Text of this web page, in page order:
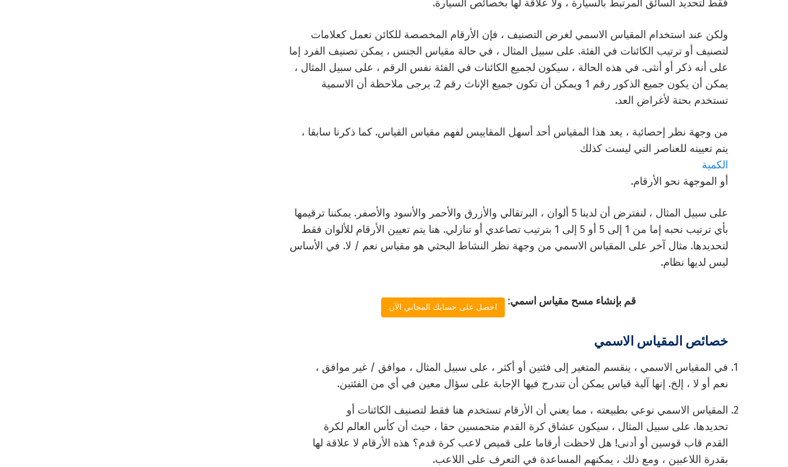
فقط لتحديد السائق المرتبط بالسيارة ، ولا علاقة لها بخصائص السيارة.
ولكن عند استخدام المقياس الاسمي لغرض التصنيف ، فإن الأرقام المخصصة للكائن تعمل كعلامات
لتصنيف أو ترتيب الكائنات في الفئة. على سبيل المثال ، في حالة مقياس الجنس ، يمكن تصنيف الفرد إما
على أنه ذكر أو أنثى. في هذه الحالة ، سيكون لجميع الكائنات في الفئة نفس الرقم ، على سبيل المثال ،
يمكن أن يكون جميع الذكور رقم 1 ويمكن أن تكون جميع الإناث رقم 2. يرجى ملاحظة أن الاسمية
تستخدم بحتة لأغراض العد.
من وجهة نظر إحصائية ، يعد هذا المقياس أحد أسهل المقاييس لفهم مقياس القياس. كما ذكرنا سابقا ،
يتم تعيينه للعناصر التي ليست كذلك
الكمية
أو الموجهة نحو الأرقام.
على سبيل المثال ، لنفترض أن لدينا 5 ألوان ، البرتقالي والأزرق والأحمر والأسود والأصفر. يمكننا ترقيمها
بأي ترتيب نحبه إما من 1 إلى 5 أو 5 إلى 1 بترتيب تصاعدي أو تنازلي. هنا يتم تعيين الأرقام للألوان فقط
لتحديدها. مثال آخر على المقياس الاسمي من وجهة نظر النشاط البحثي هو مقياس نعم / لا. في الأساس
ليس لديها نظام.
قم بإنشاء مسح مقياس اسمي: احصل على حسابك المجاني الآن
خصائص المقياس الاسمي
في المقياس الاسمي ، ينقسم المتغير إلى فئتين أو أكثر ، على سبيل المثال ، موافق / غير موافق ،
نعم أو لا ، إلخ. إنها آلية قياس يمكن أن تندرج فيها الإجابة على سؤال معين في أي من الفئتين.
المقياس الاسمي نوعي بطبيعته ، مما يعني أن الأرقام تستخدم هنا فقط لتصنيف الكائنات أو
تحديدها. على سبيل المثال ، سيكون عشاق كرة القدم متحمسين حقا ، حيث أن كأس العالم لكرة
القدم قاب قوسين أو أدنى! هل لاحظت أرقاما على قميص لاعب كرة قدم؟ هذه الأرقام لا علاقة لها
بقدرة اللاعبين ، ومع ذلك ، يمكنهم المساعدة في التعرف على اللاعب.